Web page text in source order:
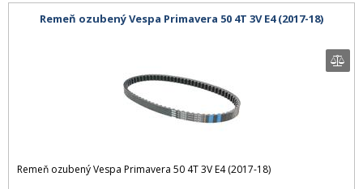
Remeň ozubený Vespa Primavera 50 4T 3V E4 (2017-18)
Remeň ozubený Vespa Primavera 50 4T 3V E4 (2017-18)